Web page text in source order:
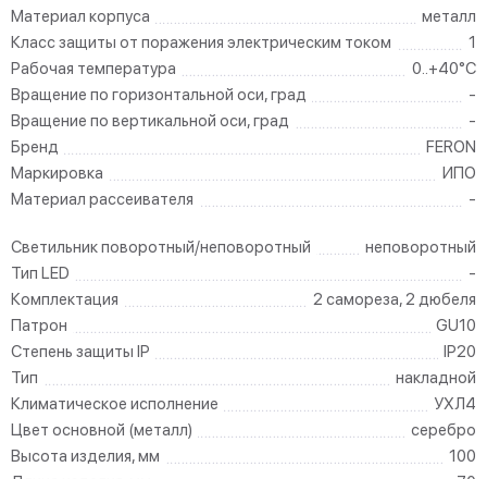
Материал корпуса
металл
Класс защиты от поражения электрическим током
1
Рабочая температура
0..+40°C
Вращение по горизонтальной оси, град
-
Вращение по вертикальной оси, град
-
Бренд
FERON
Маркировка
ИПО
Материал рассеивателя
-
Светильник поворотный/неповоротный
неповоротный
Тип LED
-
Комплектация
2 самореза, 2 дюбеля
Патрон
GU10
Степень защиты IP
IP20
Тип
накладной
Климатическое исполнение
УХЛ4
Цвет основной (металл)
серебро
Высота изделия, мм
100